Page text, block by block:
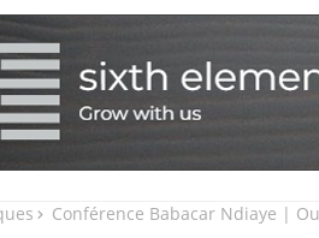
Conférence Babacar Ndiaye |